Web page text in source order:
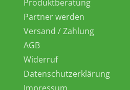
Produktberatung
Partner werden
Versand / Zahlung
AGB
Widerruf
Datenschutzerklärung